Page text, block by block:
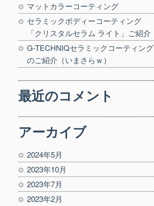
マットカラーコーティング
セラミックボディーコーティング
「クリスタルセラム ライト」ご紹介
G-TECHNIQセラミックコーティング
のご紹介（いまさらｗ）
最近のコメント
アーカイブ
2024年5月
2023年10月
2023年7月
2023年2月